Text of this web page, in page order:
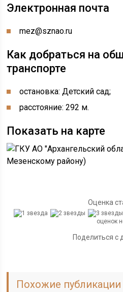
Электронная почта
mez@sznao.ru
Как добраться на
транспорте
остановка: Детский сад;
расстояние: 292 м.
Показать на карте
Оценка
оценок
Поделиться с
Похожие публикации